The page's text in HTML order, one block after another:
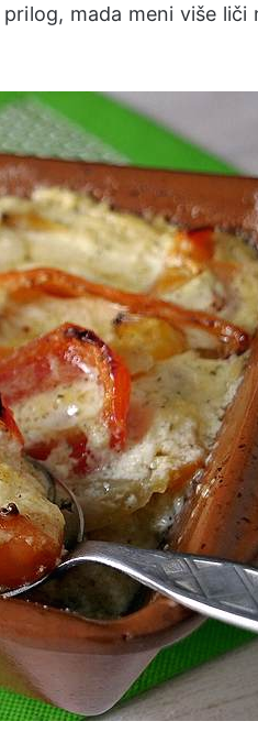
mada meni više liči